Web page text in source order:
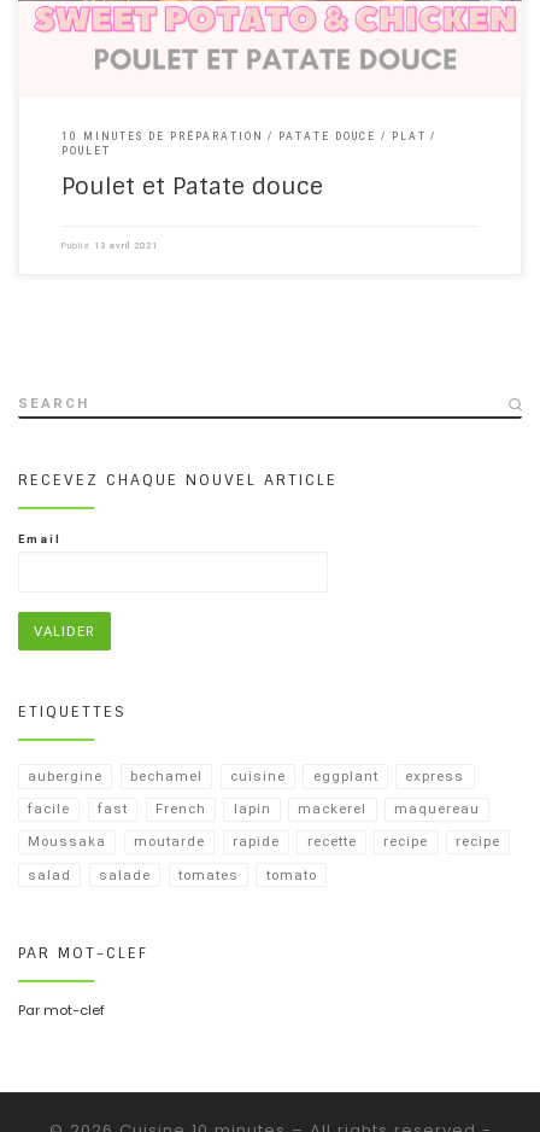
10 MINUTES DE PRÉPARATION PATATE DOUCE
PLAT
POULET
Poulet et Patate douce
Publié 13 avril 2021
SEARCH
RECEVEZ CHAQUE NOUVEL ARTICLE
Email
ETIQUETTES
aubergine bechamel cuisine eggplant
express
facile
fast French lapin mackerel
maquereau
Moussaka
moutarde rapide recette recipe
recipe​
salad
salade tomates tomato
PAR MOT-CLEF
Par mot-clef